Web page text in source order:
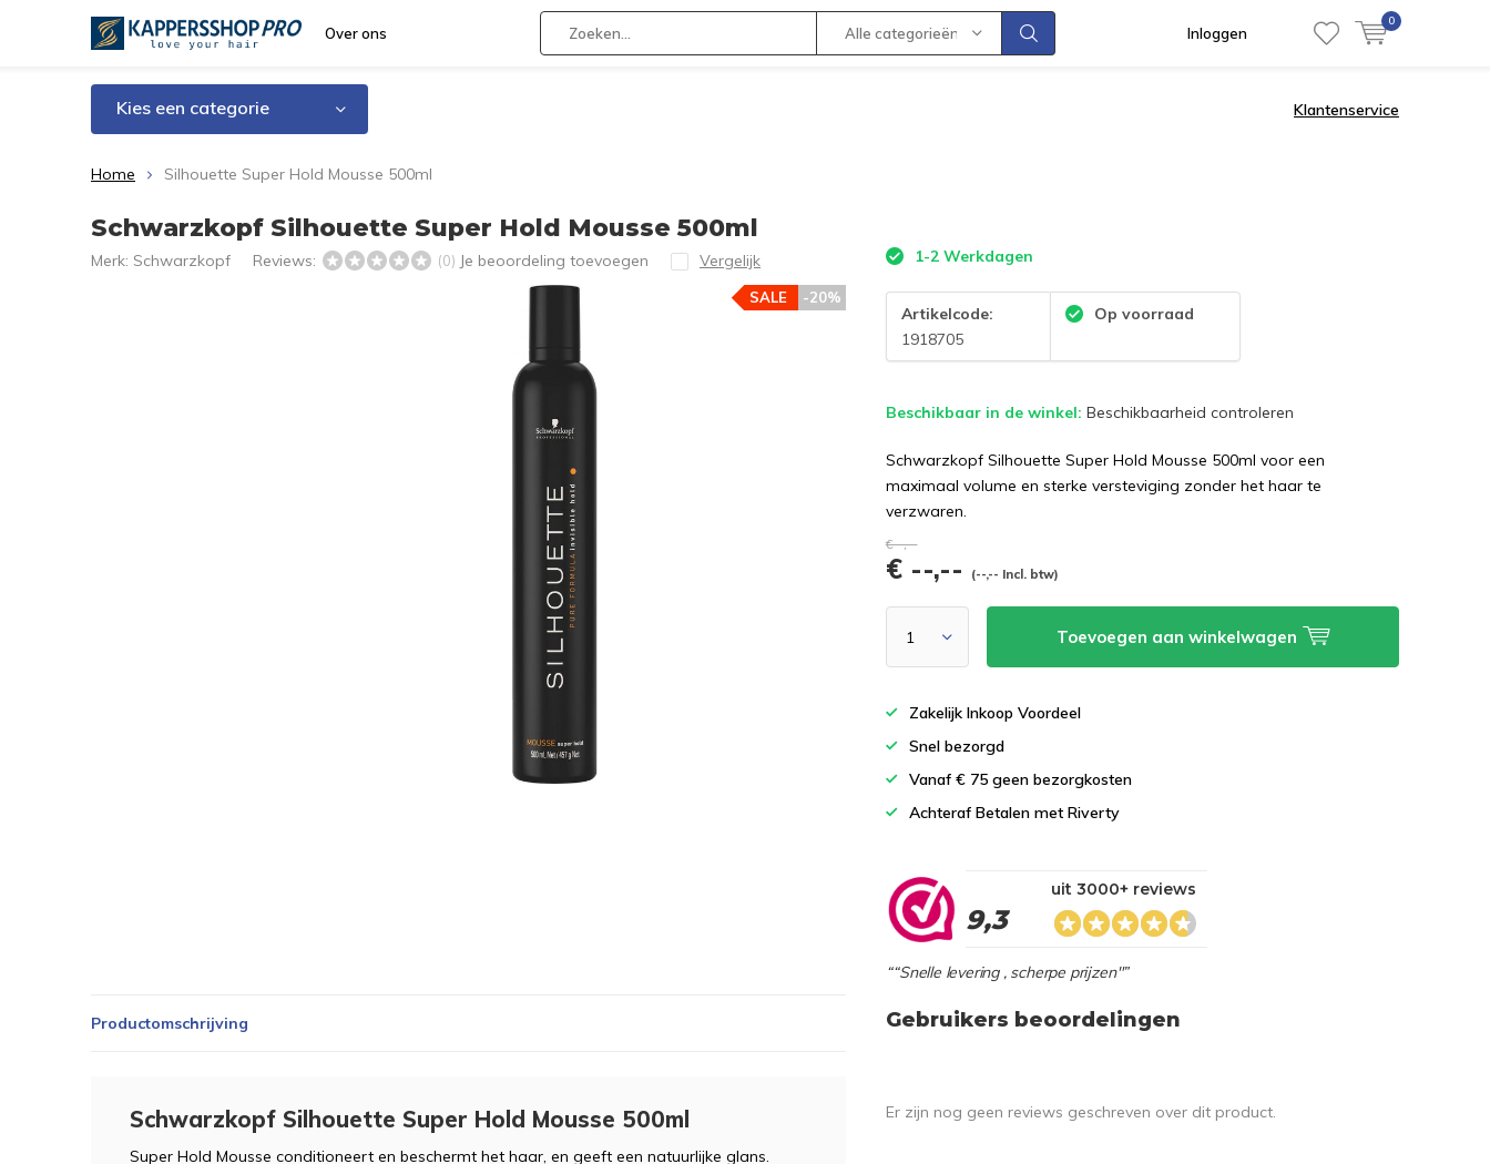
Over ons Alle categorieën Inloggen
0
Kies een categorie Klantenservice
Home Silhouette Super Hold Mousse 500ml
Schwarzkopf Silhouette Super Hold Mousse 500ml
Merk: Schwarzkopf Reviews: (0) Je beoordeling toevoegen Vergelijk
-20%
SALE
1-2 Werkdagen
Artikelcode:
1918705
Op voorraad
Beschikbaar in de winkel:Beschikbaarheid controleren
Schwarzkopf Silhouette Super Hold Mousse 500ml voor een
maximaal volume en sterke versteviging zonder het haar te
verzwaren.
€--,--
€ --,-- (--,-- Incl. btw)
Toevoegen aan winkelwagen
Zakelijk Inkoop Voordeel
Snel bezorgd
Vanaf € 75 geen bezorgkosten
Achteraf Betalen met Riverty
9,3
uit 3000+ reviews
““Snelle levering , scherpe prijzen"”
Productomschrijving
Schwarzkopf Silhouette Super Hold Mousse 500ml
Super Hold Mousse conditioneert en beschermt het haar, en geeft een natuurlijke glans.
Gebruikers beoordelingen
Er zijn nog geen reviews geschreven over dit product.